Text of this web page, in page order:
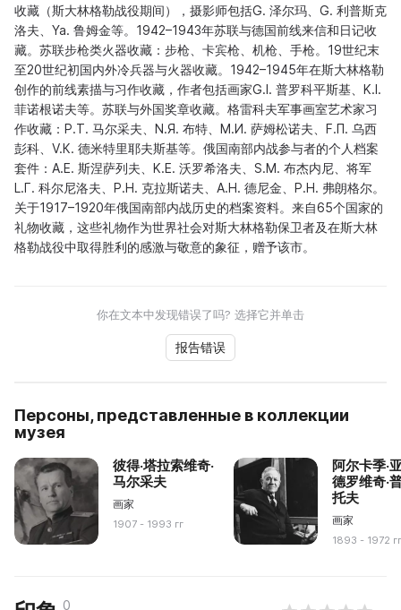
收藏（斯大林格勒战役期间），摄影师包括G. 泽尔玛、G. 利普斯克
洛夫、Ya. 鲁姆金等。1942–1943年苏联与德国前线来信和日记收
藏。苏联步枪类火器收藏：步枪、卡宾枪、机枪、手枪。19世纪末
至20世纪初国内外冷兵器与火器收藏。1942–1945年在斯大林格勒
创作的前线素描与习作收藏，作者包括画家G.I. 普罗科平斯基、K.I.
菲诺根诺夫等。苏联与外国奖章收藏。格雷科夫军事画室艺术家习
作收藏：P.Т. 马尔采夫、N.Я. 布特、M.И. 萨姆松诺夫、F.П. 乌西
彭科、V.К. 德米特里耶夫斯基等。俄国南部内战参与者的个人档案
套件：A.Е. 斯涅萨列夫、K.Е. 沃罗希洛夫、S.М. 布杰内尼、将军
L.Г. 科尔尼洛夫、P.Н. 克拉斯诺夫、A.Н. 德尼金、P.Н. 弗朗格尔。
关于1917–1920年俄国南部内战历史的档案资料。来自65个国家的
礼物收藏，这些礼物作为世界社会对斯大林格勒保卫者及在斯大林
格勒战役中取得胜利的感激与敬意的象征，赠予该市。
你在文本中发现错误了吗? 选择它并单击
报告错误
Персоны, представленные в коллекции
музея
彼得·塔拉索维奇·
马尔采夫
画家
1907 - 1993 гг
阿尔卡季·
德罗维奇·
托夫
画家
1893 - 1972
0